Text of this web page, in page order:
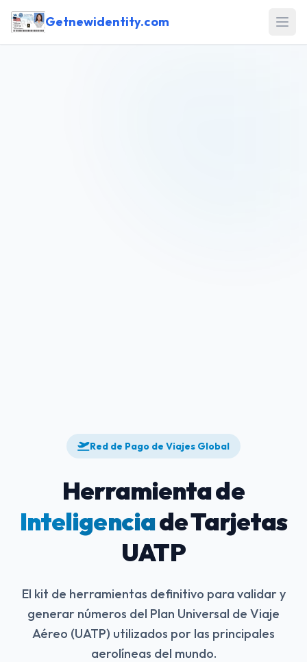
Getnewidentity.com
Red de Pago de Viajes Global
Herramienta de
Inteligenciade Tarjetas
UATP
El kit de herramientas definitivo para validar y
generar números del Plan Universal de Viaje
Aéreo (UATP) utilizados por las principales
aerolíneas del mundo.